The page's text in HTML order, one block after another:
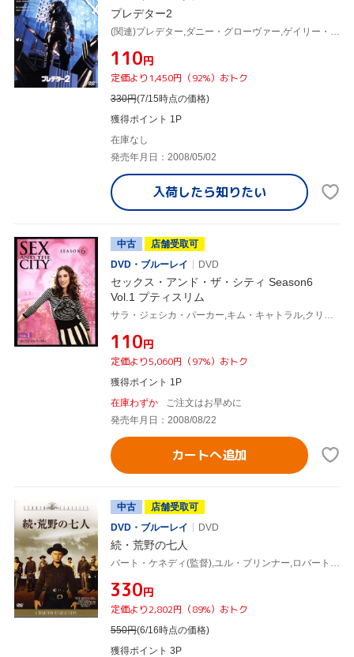
プレデター2
¥110円
定価より1,450円（92%）おトク
330円(7/15時点の価格)
獲得ポイント 1P
在庫なし
発売年月日：2008/05/02
入荷したら知りたい
中古
店舗受取可
DVD・ブルーレイ
DVD
セックス・アンド・ザ・シティ Season6
Vol.1 プティスリム
¥110円
定価より5,060円（97%）おトク
獲得ポイント 1P
在庫わずか
ご注文はお早めに
発売年月日：2008/08/22
カートへ追加
中古
店舗受取可
DVD・ブルーレイ
DVD
続・荒野の七人
¥330円
定価より2,802円（89%）おトク
550円(6/16時点の価格)
獲得ポイント 3P